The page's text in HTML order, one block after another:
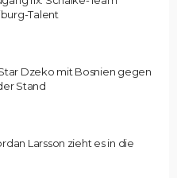
Talent
Dzeko mit Bosnien gegen
Stand
Larsson zieht es in die